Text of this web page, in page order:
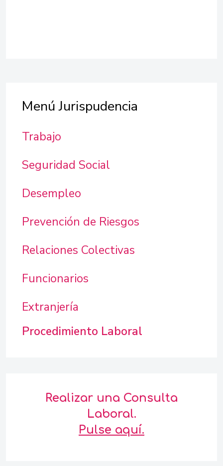
Menú Jurispudencia
Trabajo
Seguridad Social
Desempleo
Prevención de Riesgos
Relaciones Colectivas
Funcionarios
Extranjería
Procedimiento Laboral
Realizar una Consulta
Laboral.
Pulse aquí.